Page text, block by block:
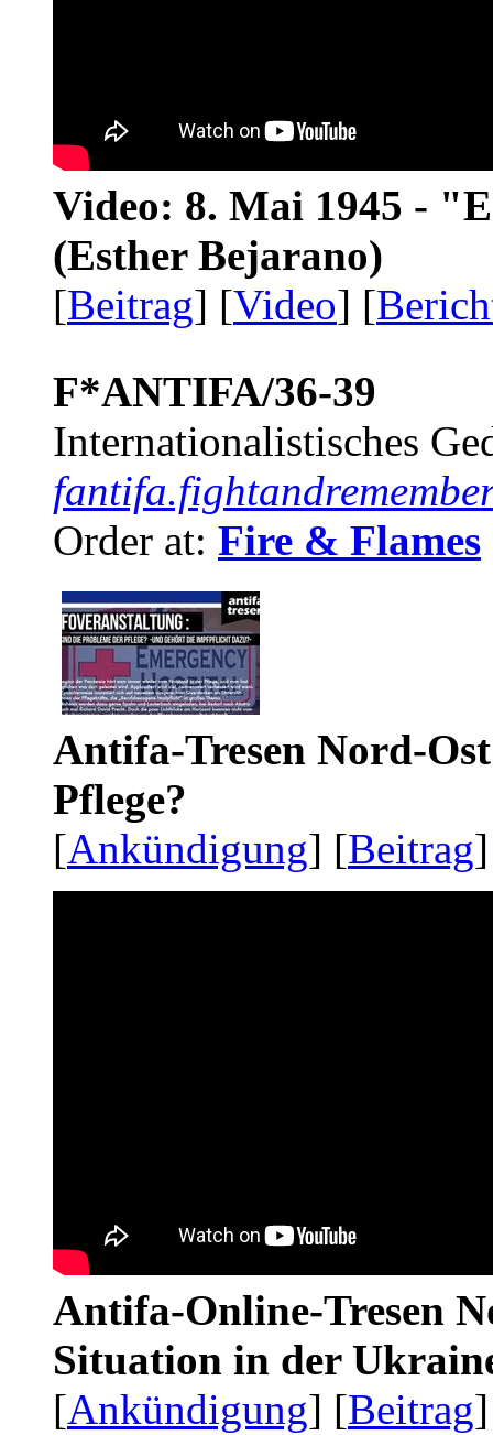
Video: 8. Mai 1945 -
(Esther Bejarano)
[Beitrag] [Video] [
F*ANTIFA/36-39
Internationalistisches
Order at: Fire & Flames
Antifa-Tresen Nord-
Pflege?
[Ankündigung] [Beitrag
Antifa-Online-Tresen
Situation in der
[Ankündigung] [Beitrag